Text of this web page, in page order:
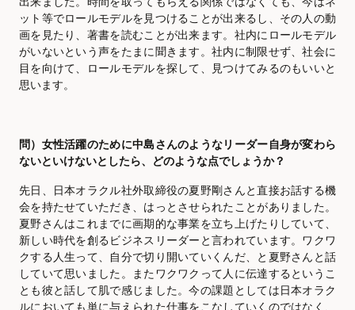
ット等でロールモデルを見つけることが出来るし、その人の動
画を見たり、著書を読むことが出来ます。社内にロールモデル
がいないという声をたまに聞きます。社内に制限せず、社会に
目を向けて、ロールモデルを探して、見つけてみるのもいいと
思います。
問）女性活躍のために中島さんのようなリーダー自身が変わら
ないといけないとしたら、どのような点でしょうか？
先日、日本オラクル社外取締役の夏野剛さんと直接お話する機
会を持たせていただき、はっとさせられたことがありました。
夏野さんはこれまでに画期的な事業を立ち上げたりしていて、
新しい時代を創るビジネスリーダーと言われています。ワクワ
クする人生って、自分で切り開いていくんだ、と夏野さんと話
していて思いました。またワクワクって人に伝達するというこ
とも彼と話して肌で感じました。今の課題としては日本オラク
ルにおいても単に与えられた仕事をこなしていくのではなく、